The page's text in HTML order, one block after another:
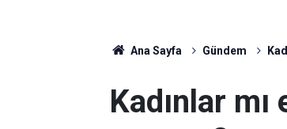
Ana Sayfa Gündem
Kadınlar